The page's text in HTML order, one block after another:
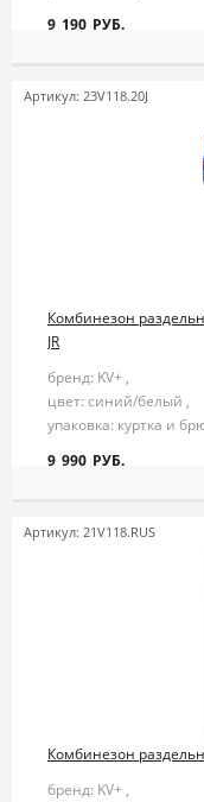
9 190 РУБ.
Артикул: 23V118.20J
Комбинезон
JR
бренд: KV+ ,
цвет: синий/белый ,
упаковка: куртка и
9 990 РУБ.
Артикул: 21V118.RUS
Комбинезон
бренд: KV+ ,